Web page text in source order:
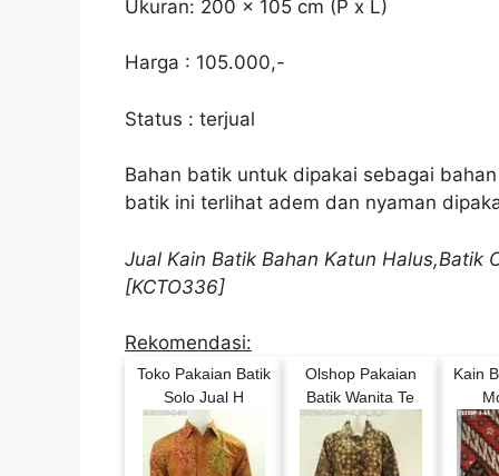
Ukuran: 200 x 105 cm (P x L)
Harga : 105.000,-
Status : terjual
Bahan batik untuk dipakai sebagai
batik ini terlihat adem dan nyaman
Jual Kain Batik Bahan Katun Halus,Batik
[KCTO336]
Rekomendasi:
Toko Pakaian Batik
Solo Jual H
Olshop Pakaian
Batik Wanita Te
Kain